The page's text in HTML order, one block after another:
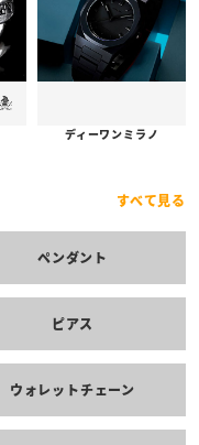
ディーワンミラノ
すべて見る
ペンダント
ピアス
ウォレットチェーン